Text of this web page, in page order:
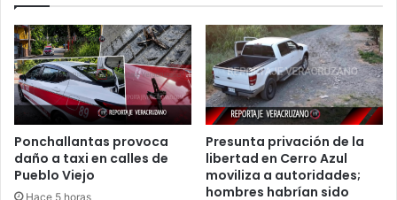
Ponchallantas provoca
daño a taxi en calles de
Pueblo Viejo
Hace 5 horas
Presunta privación de la
libertad en Cerro Azul
moviliza a autoridades;
hombres habrían sido